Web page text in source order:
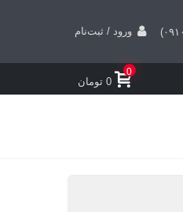
ورود / ثبت‌نام
0
0 تومان